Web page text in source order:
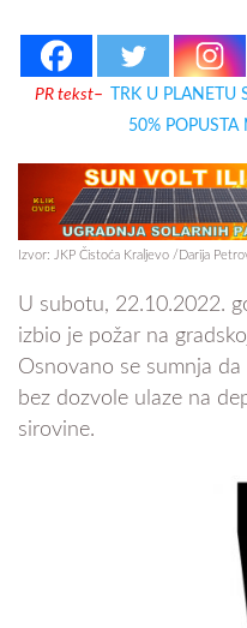
PR tekst–
TRK U
50% POPUSTA
Izvor: JKP Čistoća Kraljevo /Darija
U subotu, 22.10.2022.
izbio je požar na
Osnovano se sumnja
bez dozvole ulaze na
sirovine.